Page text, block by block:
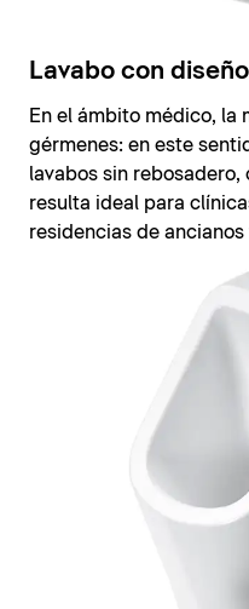
Lavabo con
En el ámbito médico, la
gérmenes: en este
lavabos sin
resulta ideal para
residencias de